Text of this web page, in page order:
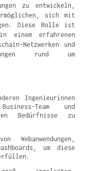
zu entwickeln,
sich mit
Diese Rolle ist
einem erfahrenen
Netzwerken und
rund um
Ingenieurinnen
Team und
Bedürfnisse zu
um diese